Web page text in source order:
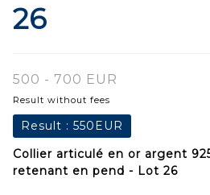
26
500 - 700 EUR
Result without fees
Result : 550EUR
Collier articulé en or argent
retenant en pend - Lot 26